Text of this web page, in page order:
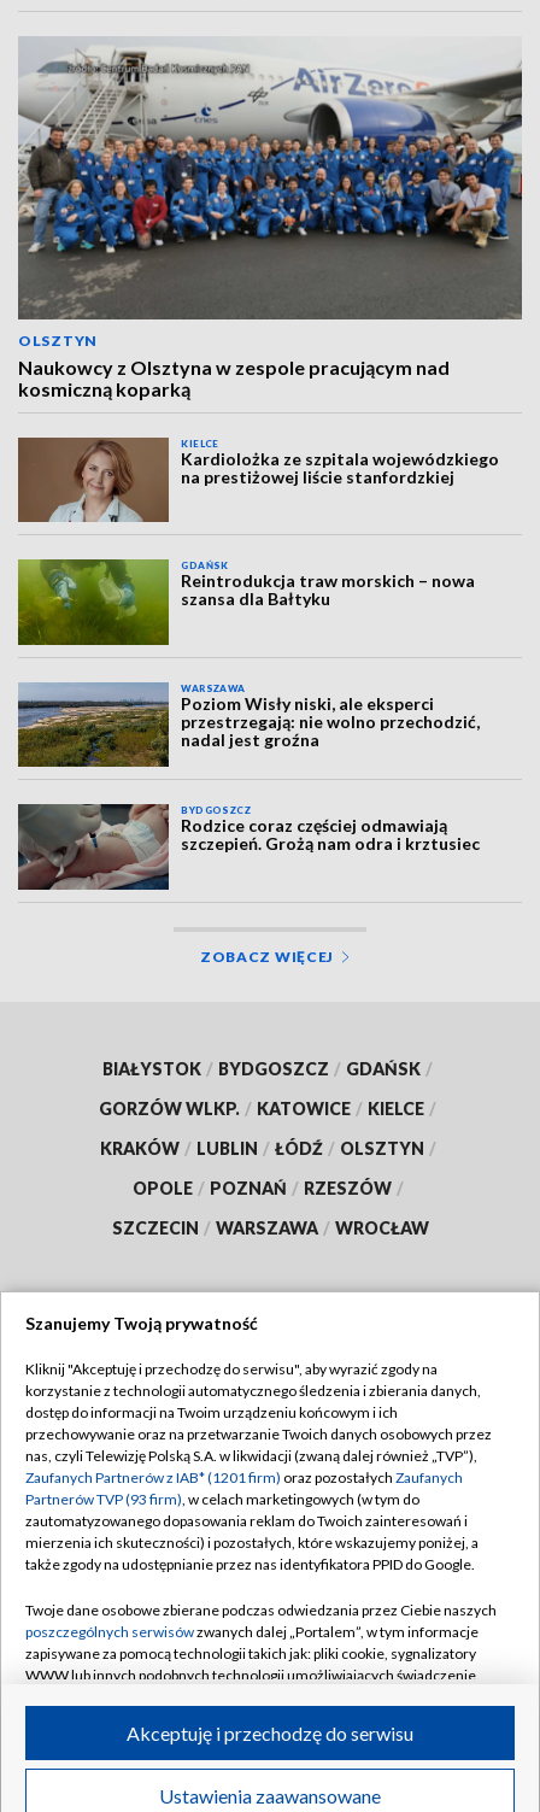
OLSZTYN
Naukowcy z Olsztyna w zespole pracującym nad
kosmiczną koparką
KIELCE
Kardiolożka ze szpitala wojewódzkiego
na prestiżowej liście stanfordzkiej
GDAŃSK
Reintrodukcja traw morskich – nowa
szansa dla Bałtyku
WARSZAWA
Poziom Wisły niski, ale eksperci
przestrzegają: nie wolno przechodzić,
nadal jest groźna
BYDGOSZCZ
Rodzice coraz częściej odmawiają
szczepień. Grożą nam odra i krztusiec
ZOBACZ WIĘCEJ
BIAŁYSTOK / BYDGOSZCZ / GDAŃSK /
GORZÓW WLKP. / KATOWICE / KIELCE /
KRAKÓW / LUBLIN / ŁÓDŹ / OLSZTYN /
OPOLE / POZNAŃ / RZESZÓW /
SZCZECIN / WARSZAWA / WROCŁAW
TVP
Abonament TVP
Emisja w TVP
Centrum informacji TVP
Naziemna Telewizja Cyfrowa
Rada Programowa
System NOS
Informacje o nadawcy
Program dla prasy
Regulamin TVP
Polityka prywatności
Moje zgody
Pomoc
Kontakt
Kanały
©2026 Telewizja Polska S.A. w likwidacji
Szanujemy Twoją prywatność
Kliknij "Akceptuję i przechodzę do serwisu", aby wyrazić zgody na
korzystanie z technologii automatycznego śledzenia i zbierania danych,
dostęp do informacji na Twoim urządzeniu końcowym i ich
przechowywanie oraz na przetwarzanie Twoich danych osobowych przez
nas, czyli Telewizję Polską S.A. w likwidacji (zwaną dalej również „TVP”),
Zaufanych Partnerów z IAB* (1201 firm) oraz pozostałych Zaufanych
Partnerów TVP (93 firm), w celach marketingowych (w tym do
zautomatyzowanego dopasowania reklam do Twoich zainteresowań i
mierzenia ich skuteczności) i pozostałych, które wskazujemy poniżej, a
także zgody na udostępnianie przez nas identyfikatora PPID do Google.
Twoje dane osobowe zbierane podczas odwiedzania przez Ciebie naszych
poszczególnych serwisówzwanych dalej „Portalem”, w tym informacje
zapisywane za pomocą technologii takich jak: pliki cookie, sygnalizatory
WWW lub innych podobnych technologii umożliwiających świadczenie
ruchu w Internecie.
Twoje dane osobowe zbierane podczas odwiedzania przez Ciebie
poszczególnych serwisówna Portalu, takie jak adresy IP, identyfikatory
Ustawienia zaawansowane
Akceptuję i przechodzę do serwisu